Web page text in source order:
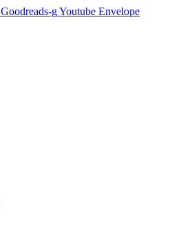
Goodreads-gYoutube Envelope